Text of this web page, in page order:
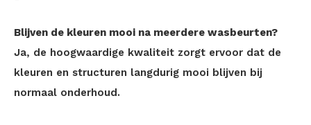
Blijven de kleuren mooi na meerdere wasbeurten?
Ja, de hoogwaardige kwaliteit zorgt ervoor dat de
kleuren en structuren langdurig mooi blijven bij
normaal onderhoud.